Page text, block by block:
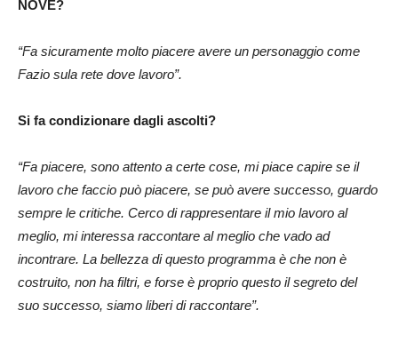
NOVE?
“Fa sicuramente molto piacere avere un personaggio come
Fazio sula rete dove lavoro”.
Si fa condizionare dagli ascolti?
“Fa piacere, sono attento a certe cose, mi piace capire se il
lavoro che faccio può piacere, se può avere successo, guardo
sempre le critiche. Cerco di rappresentare il mio lavoro al
meglio, mi interessa raccontare al meglio che vado ad
incontrare. La bellezza di questo programma è che non è
costruito, non ha filtri, e forse è proprio questo il segreto del
suo successo, siamo liberi di raccontare”.